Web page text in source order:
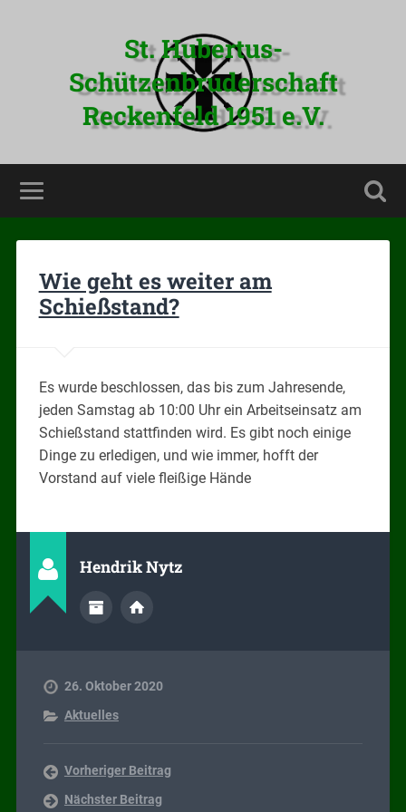
St. Hubertus-
Schützenbruderschaft
Reckenfeld 1951 e.V.
Wie geht es weiter am
Schießstand?
Es wurde beschlossen, das bis zum Jahresende,
jeden Samstag ab 10:00 Uhr ein Arbeitseinsatz am
Schießstand stattfinden wird. Es gibt noch einige
Dinge zu erledigen, und wie immer, hofft der
Vorstand auf viele fleißige Hände
Hendrik Nytz
26. Oktober 2020
Aktuelles
Vorheriger Beitrag
Nächster Beitrag